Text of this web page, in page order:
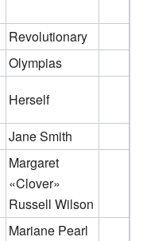
Revolutionary
Olympias
Herself
Jane Smith
Margaret
«Clover»
Russell Wilson
Mariane Pearl